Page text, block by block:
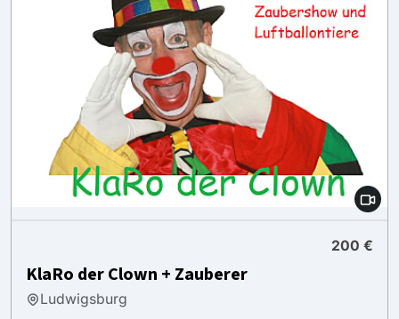
200 €
KlaRo der Clown + Zauberer
Ludwigsburg